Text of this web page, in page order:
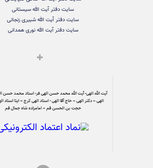
سایت دفتر آیت الله سیستانی
سایت دفتر آیت الله شبیری زنجانی
سایت دفتر آیت الله نوری همدانی
آیت الله الهی- آیت الله محمد حسن الهی فر- استاد محمد حسن
الهی – دکتر الهی – حاج آقا الهی - استاد الهی کرج – ایتا استاد
حجت بن الحسن قم – امامزاده شاه جمال قم